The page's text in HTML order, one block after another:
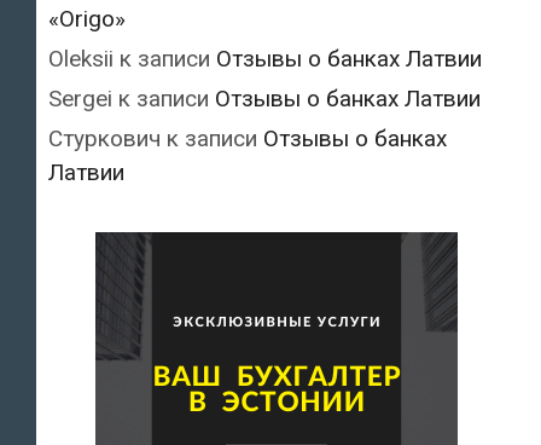
«Origo»
Oleksii к записи Отзывы о банках Латвии
Sergei к записи Отзывы о банках Латвии
Стуркович к записи Отзывы о банках
Латвии